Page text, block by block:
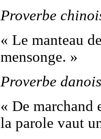
Proverbe
« Le manteau
mensonge. »
Proverbe danois
« De marchand
la parole vaut